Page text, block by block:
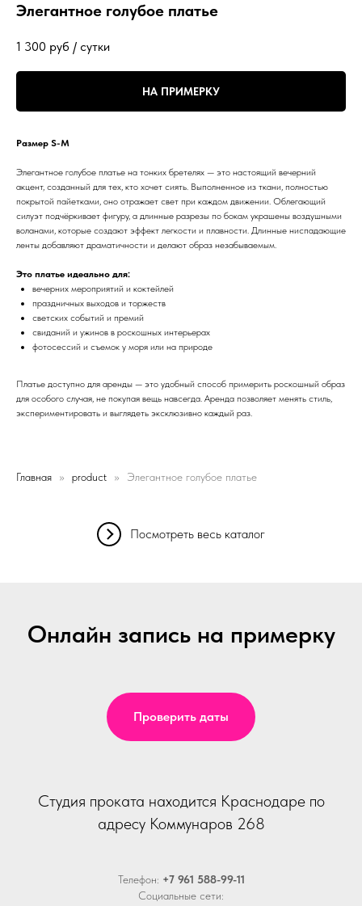
Элегантное голубое платье
1 300 руб / сутки
НА ПРИМЕРКУ
Размер S-M
Элегантное голубое платье на тонких бретелях — это настоящий вечерний
акцент, созданный для тех, кто хочет сиять. Выполненное из ткани, полностью
покрытой пайетками, оно отражает свет при каждом движении. Облегающий
силуэт подчёркивает фигуру, а длинные разрезы по бокам украшены воздушными
воланами, которые создают эффект легкости и плавности. Длинные ниспадающие
ленты добавляют драматичности и делают образ незабываемым.
Это платье идеально для:
вечерних мероприятий и коктейлей
праздничных выходов и торжеств
светских событий и премий
свиданий и ужинов в роскошных интерьерах
фотосессий и съемок у моря или на природе
Платье доступно для аренды — это удобный способ примерить роскошный образ
для особого случая, не покупая вещь навсегда. Аренда позволяет менять стиль,
экспериментировать и выглядеть эксклюзивно каждый раз.
Главная product Элегантное голубое платье
Посмотреть весь каталог
Онлайн запись на примерку
Проверить даты
Студия проката находится Краснодаре по
адресу Коммунаров 268
Телефон: +7 961 588-99-11
Социальные сети: